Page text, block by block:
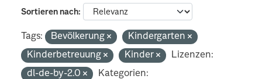
Sortieren nach
Tags: Bevölkerung
Kindergarten
Kinderbetreuung
Kinder
Lizenzen:
dl-de-by-2.0
Kategorien: